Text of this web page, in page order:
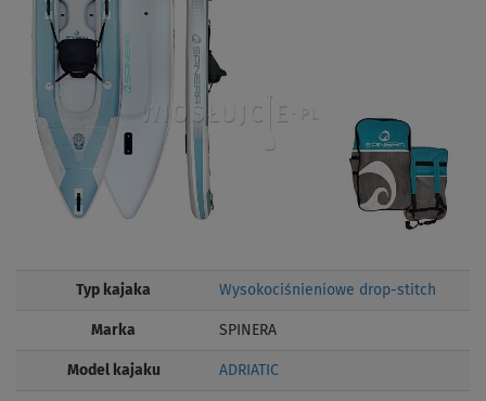
Typ kajaka Wysokociśnieniowe drop-stitch
Marka SPINERA
Model kajaku ADRIATIC